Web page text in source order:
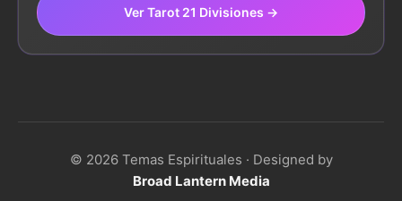
Ver Tarot 21 Divisiones →
© 2026 Temas Espirituales · Designed by
Broad Lantern Media